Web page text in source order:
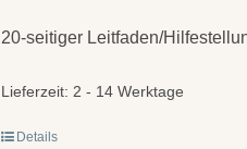
20-seitiger Leitfaden/
Lieferzeit: 2 - 14 Werktage
Details